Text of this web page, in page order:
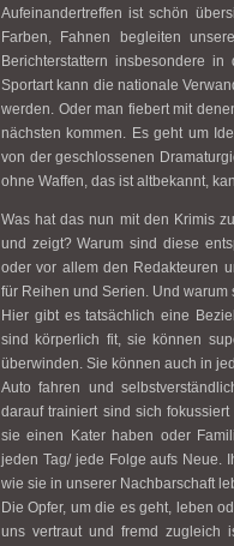
Aufeinandertreffen ist schön
Farben, Fahnen begleiten
Berichterstattern insbesondere
Sportart kann die nationale
werden. Oder man fiebert mit
nächsten kommen. Es geht um
von der geschlossenen
ohne Waffen, das ist altbekannt,
Was hat das nun mit den Krimis
und zeigt? Warum sind diese
oder vor allem den Redakteuren
für Reihen und Serien. Und
Hier gibt es tatsächlich eine
sind körperlich fit, sie können
überwinden. Sie können auch in
Auto fahren und
darauf trainiert sind sich
sie einen Kater haben oder
jeden Tag/ jede Folge aufs Neue.
wie sie in unserer Nachbarschaft
Die Opfer, um die es geht, leben
uns vertraut und fremd zugleich